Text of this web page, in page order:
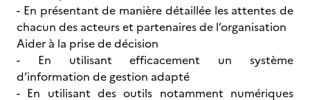
- En présentant de manière détaillée les attentes de
chacun des acteurs et partenaires de l’organisation
Aider à la prise de décision
- En utilisant efficacement un système
d’information de gestion adapté
- En utilisant des outils notamment numériques